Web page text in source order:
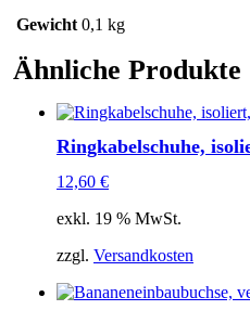
Gewicht 0,1 kg
Ähnliche Produkte
Ringkabelschuhe,
12,60 €
exkl. 19 % MwSt.
zzgl. Versandkosten